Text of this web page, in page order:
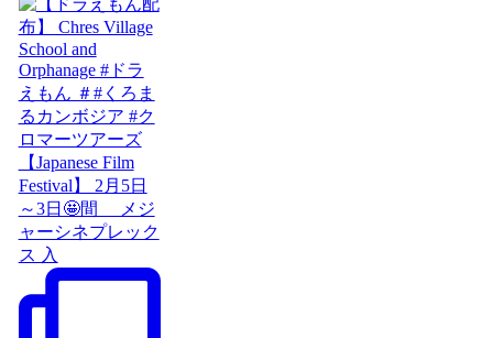
【Japanese Film
Festival】 2月5日
～3日🤩間 メジ
ャーシネプレック
ス 入